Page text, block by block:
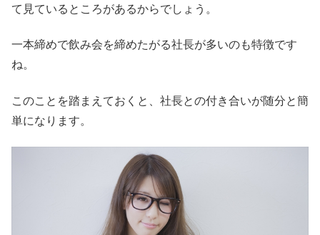
て見ているところがあるからでしょう。
一本締めで飲み会を締めたがる社長が多いのも特徴です
ね。
このことを踏まえておくと、社長との付き合いが随分と簡
単になります。